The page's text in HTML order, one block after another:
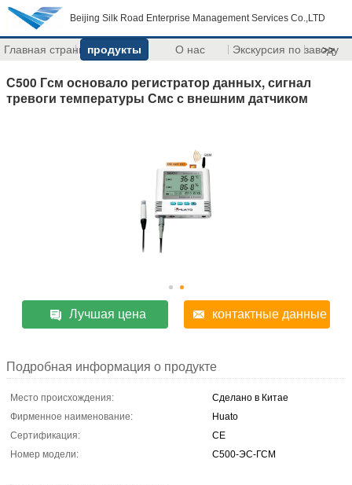
Beijing Silk Road Enterprise Management Services Co.,LTD
Главная страницапродукты О нас Экскурсия по заводу
>>
С500 Гсм основало регистратор данных, сигнал
тревоги температуры Смс с внешним датчиком
Лучшая цена контактные данные
Подробная информация о продукте
Место происхождения:
Сделано в Китае
Фирменное наименование:
Huato
Сертификация:
CE
Номер модели:
С500-ЭС-ГСМ